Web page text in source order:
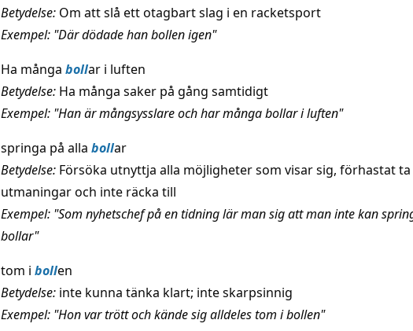
Betydelse: Om att slå ett otagbart slag i en racketsport
Exempel: "Där dödade han bollen igen"
Ha många bollar i luften
Betydelse: Ha många saker på gång samtidigt
Exempel: "Han är mångsysslare och har många bollar i luften"
springa på alla bollar
Betydelse: Försöka utnyttja alla möjligheter som visar sig, förhastat ta
utmaningar och inte räcka till
Exempel: "Som nyhetschef på en tidning lär man sig att man inte kan
bollar"
tom i bollen
Betydelse: inte kunna tänka klart; inte skarpsinnig
Exempel: "Hon var trött och kände sig alldeles tom i bollen"